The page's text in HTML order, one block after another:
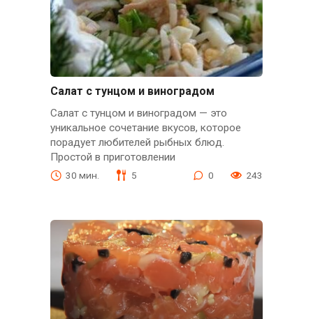
Салат с тунцом и виноградом
Салат с тунцом и виноградом — это
уникальное сочетание вкусов, которое
порадует любителей рыбных блюд.
Простой в приготовлении
30 мин. 5 0 243